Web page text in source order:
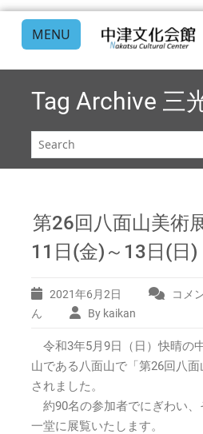
MENU
Tag Archive 三
第26回八面山美
11日(金)～13日(日)
2021年6月2日
第
八
面
術
コメ
ん
By kaikan
令和3年5月9日（日）快晴の
山である八面山で「第26回八
されました。
約90名の参加者でにぎわい、
一堂に展覧いたします。